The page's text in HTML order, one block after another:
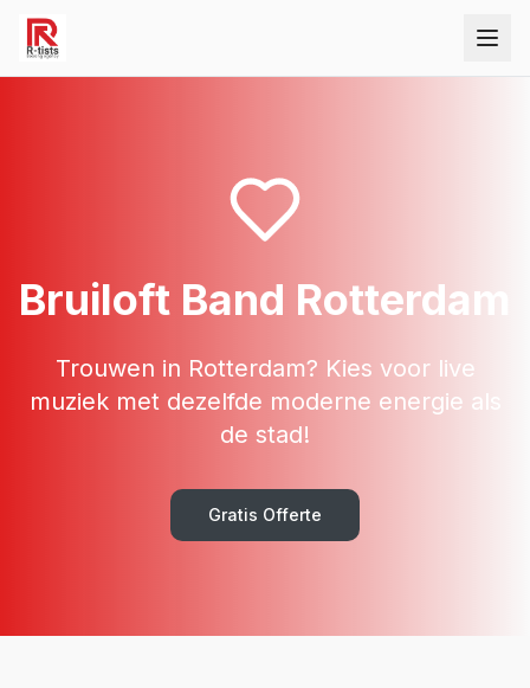
Bruiloft Band Rotterdam
Trouwen in Rotterdam? Kies voor live
muziek met dezelfde moderne energie als
de stad!
Gratis Offerte